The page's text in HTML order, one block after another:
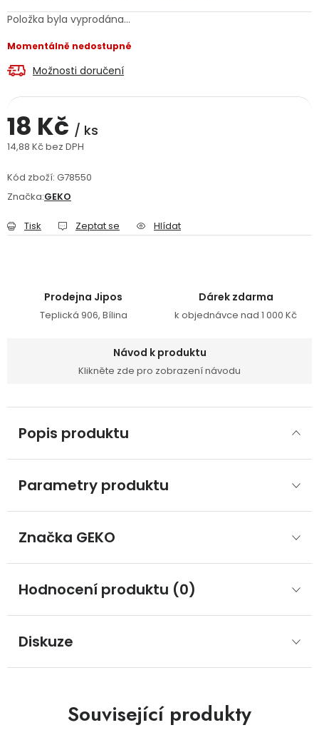
Jaký je aktuální stav mé objednávky?
Velkoobchodní spolupráce (B2B)
Servis nářadí Hodnocení obchodu
Doprava a platba
Reklamační formulář Odstoupení ve lhůtě 14 dní
Podmínky ochrany osobních údajů
Položka byla vyprodána…
Momentálně nedostupné
Možnosti doručení
18 Kč / ks
14,88 Kč bez DPH
Kód zboží: G78550
Značka:GEKO
Tisk Zeptat se Hlídat
Prodejna Jipos
Teplická 906, Bílina
Dárek zdarma
k objednávce nad 1 000 Kč
Návod k produktu
Klikněte zde pro zobrazení návodu
Popis produktu
Parametry produktu
Značka GEKO
Hodnocení produktu (0)
Diskuze
Související produkty